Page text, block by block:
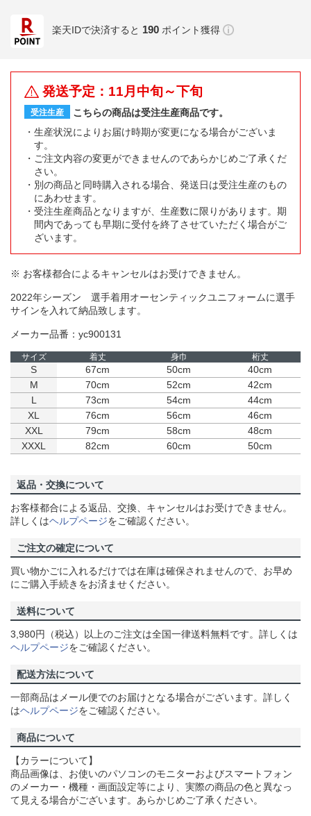
楽天IDで決済すると 190 ポイント獲得
発送予定：11月中旬～下旬
受注生産
こちらの商品は受注生産商品です。
生産状況によりお届け時期が変更になる場合がございま
す。
ご注文内容の変更ができませんのであらかじめご了承くだ
さい。
別の商品と同時購入される場合、発送日は受注生産のもの
にあわせます。
受注生産商品となりますが、生産数に限りがあります。期
間内であっても早期に受付を終了させていただく場合がご
ざいます。
※ お客様都合によるキャンセルはお受けできません。
2022年シーズン 選手着用オーセンティックユニフォームに選手
サインを入れて納品致します。
メーカー品番：yc900131
サイズ 着丈 身巾 桁丈
S 67cm 50cm
40cm
M
70cm 52cm
42cm
L
73cm 54cm
44cm
XL
76cm 56cm
46cm
XXL
79cm 58cm
48cm
XXXL
82cm 60cm 50cm
返品・交換について
お客様都合による返品、交換、キャンセルはお受けできません。
詳しくはヘルプページをご確認ください。
ご注文の確定について
買い物かごに入れるだけでは在庫は確保されませんので、お早め
にご購入手続きをお済ませください。
送料について
3,980円（税込）以上のご注文は全国一律送料無料です。詳しくは
ヘルプページをご確認ください。
配送方法について
一部商品はメール便でのお届けとなる場合がございます。詳しく
はヘルプページをご確認ください。
商品について
【カラーについて】
商品画像は、お使いのパソコンのモニターおよびスマートフォン
のメーカー・機種・画面設定等により、実際の商品の色と異なっ
て見える場合がございます。あらかじめご了承ください。